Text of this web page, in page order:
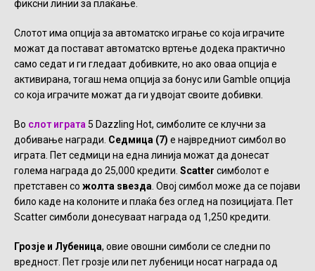
фиксни линии за плаќање.
Слотот има опција за автоматско играње со која играчите
можат да постават автоматско вртење додека практично
само седат и ги гледаат добивките, но ако оваа опција е
активирана, тогаш нема опција за бонус или Gamble опција
со која играчите можат да ги удвојат своите добивки.
Во слот играта 5 Dazzling Hot, симболите се клучни за
добивање награди. Седмица (7) е највредниот симбол во
играта. Пет седмици на една линија можат да донесат
голема награда до 25,000 кредити. Scatter симболот е
претставен со жолта ѕвезда . Овој симбол може да се појави
било каде на колоните и плаќа без оглед на позицијата. Пет
Scatter симболи донесуваат награда од 1,250 кредити.
Грозје и Лубеница, овие овошни симболи се следни по
вредност. Пет грозје или пет лубеници носат награда од